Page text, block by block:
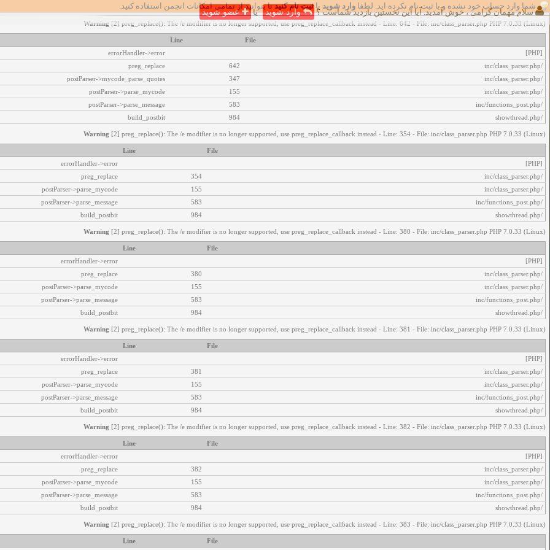
شما وارد حساب خود نشده و یا ثبت نام نکرده اید. لطفا وارد شوید یاثبت نام کنیدتا بتوانید از تمامی امکانات انجمن استفاده کنید. اخطار‌های زیر رخ داد:
Warning [2] preg_replace(): The /e modifier is no longer supported, use preg_replace_callback instead - Line: 642 - File: inc/class_parser.php PHP 7.0.33 (Linux)
File
Line
[PHP]
errorHandler->error
/inc/class_parser.php
642
preg_replace
/inc/class_parser.php
347
postParser->mycode_parse_quotes
/inc/class_parser.php
155
postParser->parse_mycode
/inc/functions_post.php
583
postParser->parse_message
/showthread.php
984
build_postbit
Warning [2] preg_replace(): The /e modifier is no longer supported, use preg_replace_callback instead - Line: 354 - File: inc/class_parser.php PHP 7.0.33 (Linux)
File
Line
[PHP]
errorHandler->error
/inc/class_parser.php
354
preg_replace
/inc/class_parser.php
155
postParser->parse_mycode
/inc/functions_post.php
583
postParser->parse_message
/showthread.php
984
build_postbit
Warning [2] preg_replace(): The /e modifier is no longer supported, use preg_replace_callback instead - Line: 380 - File: inc/class_parser.php PHP 7.0.33 (Linux)
File
Line
[PHP]
errorHandler->error
/inc/class_parser.php
380
preg_replace
/inc/class_parser.php
155
postParser->parse_mycode
/inc/functions_post.php
583
postParser->parse_message
/showthread.php
984
build_postbit
Warning [2] preg_replace(): The /e modifier is no longer supported, use preg_replace_callback instead - Line: 381 - File: inc/class_parser.php PHP 7.0.33 (Linux)
File
Line
[PHP]
errorHandler->error
/inc/class_parser.php
381
preg_replace
/inc/class_parser.php
155
postParser->parse_mycode
/inc/functions_post.php
583
postParser->parse_message
/showthread.php
984
build_postbit
Warning [2] preg_replace(): The /e modifier is no longer supported, use preg_replace_callback instead - Line: 382 - File: inc/class_parser.php PHP 7.0.33 (Linux)
File
Line
[PHP]
errorHandler->error
/inc/class_parser.php
382
preg_replace
/inc/class_parser.php
155
postParser->parse_mycode
/inc/functions_post.php
583
postParser->parse_message
/showthread.php
984
build_postbit
Warning [2] preg_replace(): The /e modifier is no longer supported, use preg_replace_callback instead - Line: 383 - File: inc/class_parser.php PHP 7.0.33 (Linux)
File
Line
سلام مهمان گرامی ، خوش آمدید. آیا این نخستین بازدید شماست ؟ وارد شوید یا عضو شوید